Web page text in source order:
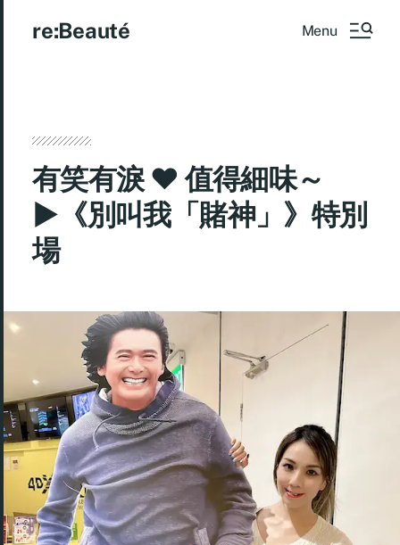
re:Beauté Menu
有笑有淚 ♥ 值得細味～
►《別叫我「賭神」》特別
場